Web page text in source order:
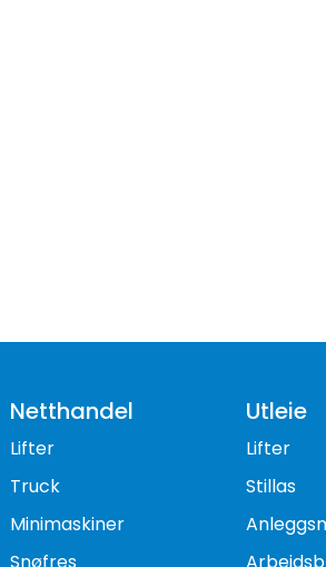
Netthandel
Lifter
Truck
Minimaskiner
Utleie
Lifter
Stillas